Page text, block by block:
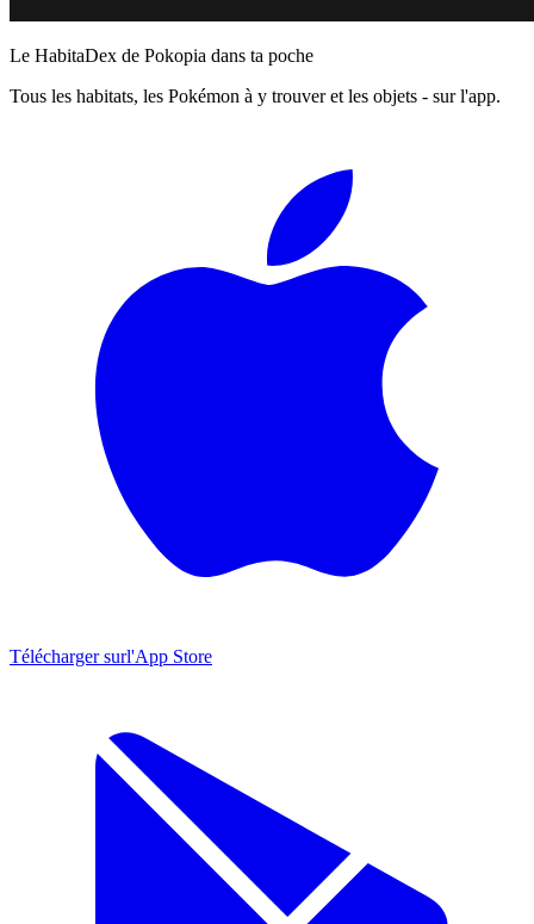
Le HabitaDex de Pokopia dans ta poche
Tous les habitats, les Pokémon à y trouver et les objets - sur l'app.
Télécharger surl'App Store